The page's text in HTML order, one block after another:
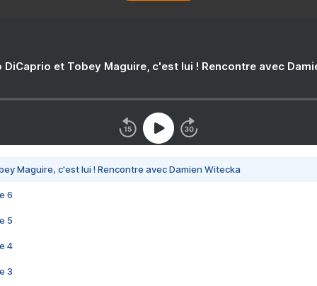
DiCaprio et Tobey Maguire, c'est lui ! Rencontre avec
Maguire, c'est lui ! Rencontre avec Damien Witecka
6
5
4
3